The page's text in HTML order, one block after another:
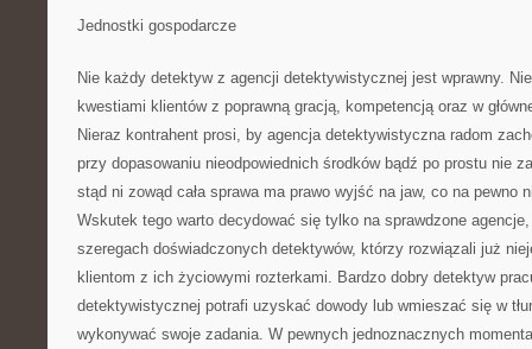
Jednostki gospodarcze
Nie każdy detektyw z agencji detektywistycznej jest wprawny.
kwestiami klientów z poprawną gracją, kompetencją oraz w
Nieraz kontrahent prosi, by agencja detektywistyczna radom
przy dopasowaniu nieodpowiednich środków bądź po prostu nie
stąd ni zowąd cała sprawa ma prawo wyjść na jaw, co na pewno
Wskutek tego warto decydować się tylko na sprawdzone
szeregach doświadczonych detektywów, którzy rozwiązali już
klientom z ich życiowymi rozterkami. Bardzo dobry detektyw
detektywistycznej potrafi uzyskać dowody lub wmieszać się w
wykonywać swoje zadania. W pewnych jednoznacznych